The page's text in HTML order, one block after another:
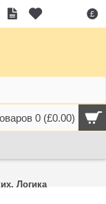
£
0 (£0.00)
Логика